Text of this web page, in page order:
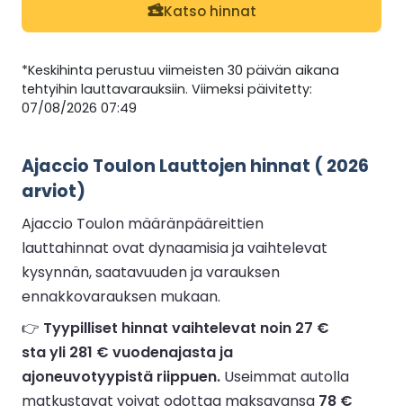
Katso hinnat
*Keskihinta perustuu viimeisten 30 päivän aikana
tehtyihin lauttavarauksiin. Viimeksi päivitetty:
07/08/2026 07:49
Ajaccio Toulon Lauttojen hinnat ( 2026
arviot)
Ajaccio Toulon määränpääreittien
lauttahinnat ovat dynaamisia ja vaihtelevat
kysynnän, saatavuuden ja varauksen
ennakkovarauksen mukaan.
👉 Tyypilliset hinnat vaihtelevat noin 27 €
sta yli 281 € vuodenajasta ja
ajoneuvotyypistä riippuen. Useimmat autolla
matkustavat voivat odottaa maksavansa 78 €